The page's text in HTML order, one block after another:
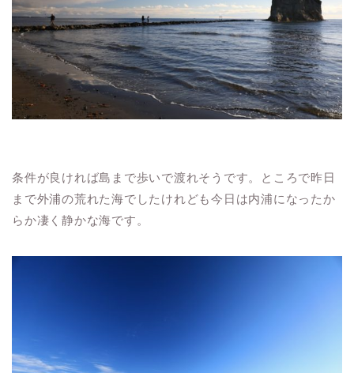
条件が良ければ島まで歩いで渡れそうです。ところで昨日
まで外浦の荒れた海でしたけれども今日は内浦になったか
らか凄く静かな海です。